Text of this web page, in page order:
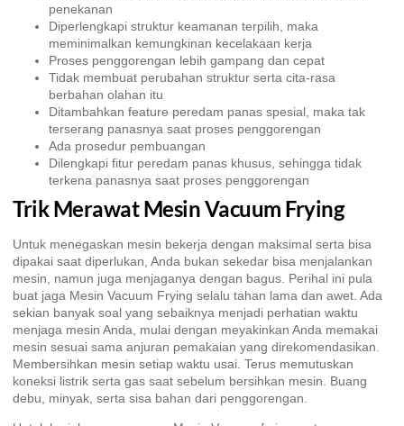
penekanan
Diperlengkapi struktur keamanan terpilih, maka
meminimalkan kemungkinan kecelakaan kerja
Proses penggorengan lebih gampang dan cepat
Tidak membuat perubahan struktur serta cita-rasa
berbahan olahan itu
Ditambahkan feature peredam panas spesial, maka tak
terserang panasnya saat proses penggorengan
Ada prosedur pembuangan
Dilengkapi fitur peredam panas khusus, sehingga tidak
terkena panasnya saat proses penggorengan
Trik Merawat Mesin Vacuum Frying
Untuk menegaskan mesin bekerja dengan maksimal serta bisa
dipakai saat diperlukan, Anda bukan sekedar bisa menjalankan
mesin, namun juga menjaganya dengan bagus. Perihal ini pula
buat jaga Mesin Vacuum Frying selalu tahan lama dan awet. Ada
sekian banyak soal yang sebaiknya menjadi perhatian waktu
menjaga mesin Anda, mulai dengan meyakinkan Anda memakai
mesin sesuai sama anjuran pemakaian yang direkomendasikan.
Membersihkan mesin setiap waktu usai. Terus memutuskan
koneksi listrik serta gas saat sebelum bersihkan mesin. Buang
debu, minyak, serta sisa bahan dari penggorengan.